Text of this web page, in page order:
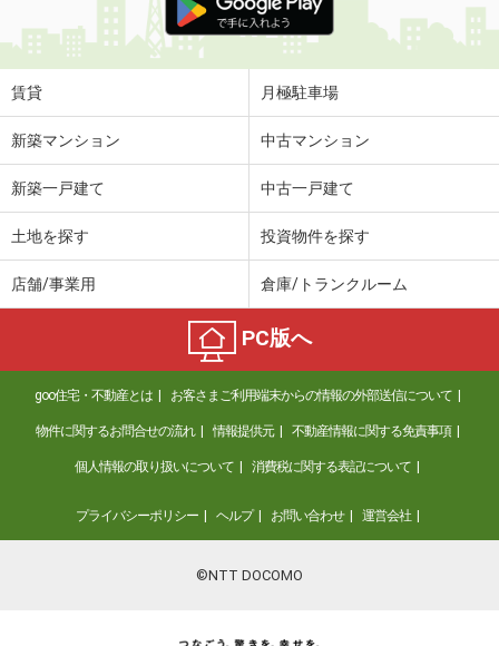
賃貸 月極駐車場
新築マンション 中古マンション
新築一戸建て 中古一戸建て
土地を探す 投資物件を探す
店舗/事業用 倉庫/トランクルーム
PC版へ
goo住宅・不動産とは お客さまご利用端末からの情報の外部送信について
物件に関するお問合せの流れ 情報提供元 不動産情報に関する免責事項
個人情報の取り扱いについて 消費税に関する表記について
プライバシーポリシー ヘルプ お問い合わせ 運営会社
©NTT DOCOMO